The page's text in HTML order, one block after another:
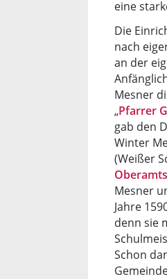
eine
Die
nach
an der
Mesner
„Pfarrer
gab den
Winter
(Weißer
Mesner
Jahre
denn sie
Schon